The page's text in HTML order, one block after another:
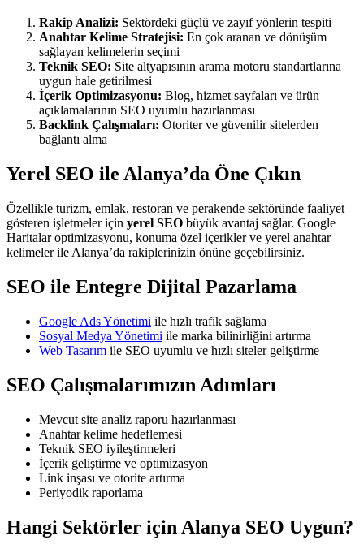
Rakip Analizi: Sektördeki güçlü ve zayıf yönlerin tespiti
Anahtar Kelime Stratejisi: En çok aranan ve dönüşüm
sağlayan kelimelerin seçimi
Teknik SEO: Site altyapısının arama motoru standartlarına
uygun hale getirilmesi
İçerik Optimizasyonu: Blog, hizmet sayfaları ve ürün
açıklamalarının SEO uyumlu hazırlanması
Backlink Çalışmaları: Otoriter ve güvenilir sitelerden
bağlantı alma
Yerel SEO ile Alanya’da Öne Çıkın
Özellikle turizm, emlak, restoran ve perakende sektöründe faaliyet
gösteren işletmeler için yerel SEO büyük avantaj sağlar. Google
Haritalar optimizasyonu, konuma özel içerikler ve yerel anahtar
kelimeler ile Alanya’da rakiplerinizin önüne geçebilirsiniz.
SEO ile Entegre Dijital Pazarlama
Google Ads Yönetimi ile hızlı trafik sağlama
Sosyal Medya Yönetimi ile marka bilinirliğini artırma
Web Tasarım ile SEO uyumlu ve hızlı siteler geliştirme
SEO Çalışmalarımızın Adımları
Mevcut site analiz raporu hazırlanması
Anahtar kelime hedeflemesi
Teknik SEO iyileştirmeleri
İçerik geliştirme ve optimizasyon
Link inşası ve otorite artırma
Periyodik raporlama
Hangi Sektörler için Alanya SEO Uygun?